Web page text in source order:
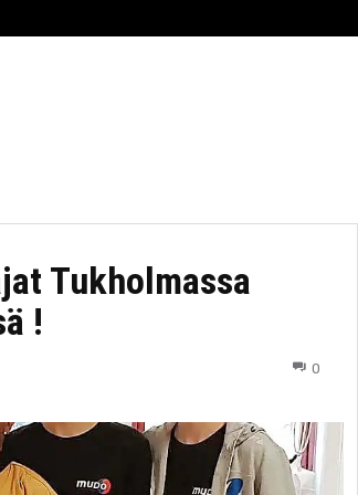
Tukholmassa
!
0